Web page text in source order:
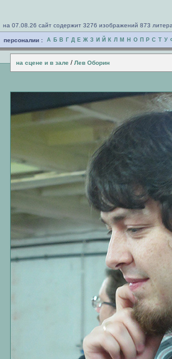
на 07.08.26 сайт содержит 3276 изображений 873
персоналии : А Б В Г Д Е Ж З И Й К Л М Н О П Р С Т У
на сцене и в зале / Лев Оборин